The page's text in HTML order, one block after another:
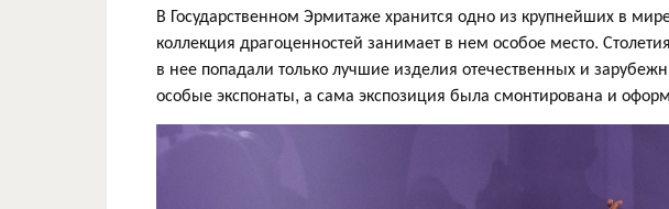
В Государственном Эрмитаже хранится одно из крупней­ших в
коллекция драгоценностей занимает в нем особое место.
в нее попадали только лучшие изделия отечественных и
особые экспонаты, а сама экспозиция была смонтирована и